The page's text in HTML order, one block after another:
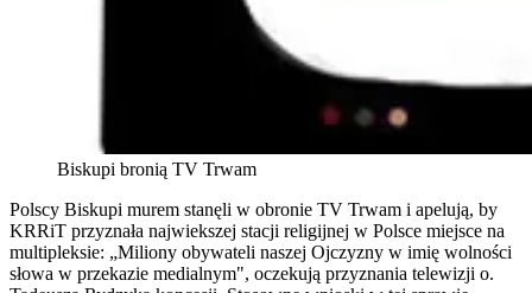
Biskupi bronią TV Trwam
Polscy Biskupi murem stanęli w obronie TV Trwam i apelują, by
KRRiT przyznała najwiekszej stacji religijnej w Polsce miejsce na
multipleksie: „Miliony obywateli naszej Ojczyzny w imię wolności
słowa w przekazie medialnym", oczekują przyznania telewizji o.